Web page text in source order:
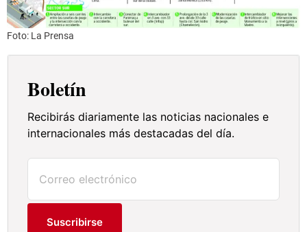
Foto: La Prensa
Boletín
Recibirás diariamente las noticias nacionales e
internacionales más destacadas del día.
Suscribirse